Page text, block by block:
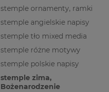
stemple ornamenty, ramki
stemple angielskie napisy
stemple tło mixed media
stemple różne motywy
stemple polskie napisy
stemple zima,
Bożenarodzenie